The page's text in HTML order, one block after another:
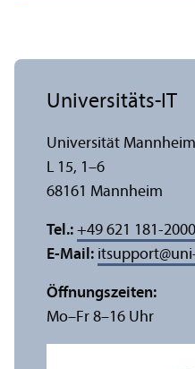
Universitäts-IT
Universität Mannheim
L 15, 1–6
68161 Mannheim
Tel.: +49 621 181-2000
E-Mail: itsupport@
Öffnungs­zeiten:
Mo–Fr 8–16 Uhr